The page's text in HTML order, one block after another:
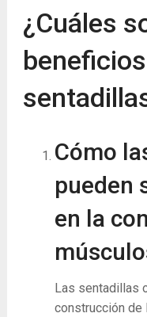
¿Cuáles
Cómo
pueden
en la
Las sentadillas
construcción de